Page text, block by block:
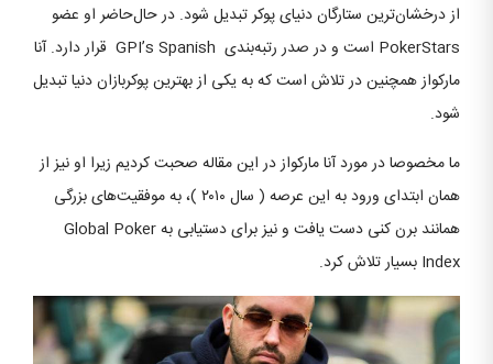
از درخشان‌ترین ستارگان دنیای پوکر تبدیل شود. در حال‌حاضر او عضو
PokerStars است و در صدر رتبه‌بندی GPI’s Spanish قرار دارد. آنا
مارکواز همچنین در تلاش است که به یکی از بهترین پوکربازان دنیا تبدیل
شود.
ما مخصوصا در مورد آنا مارکواز در این مقاله صحبت کردیم زیرا او نیز از
همان ابتدای ورود به این عرصه ( سال ۲۰۱۰ )، به موفقیت‌های بزرگی
همانند برن کنی دست یافت و نیز برای دستیابی به Global Poker
Index بسیار تلاش کرد.